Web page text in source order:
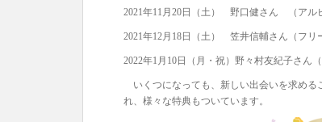
2021年11月20日（土） 野口健さん （アル
2021年12月18日（土） 笠井信輔さん（フリ
2022年1月10日（月・祝）野々村友紀子さん（
いくつになっても、新しい出会いを求める
れ、様々な特典もついています。